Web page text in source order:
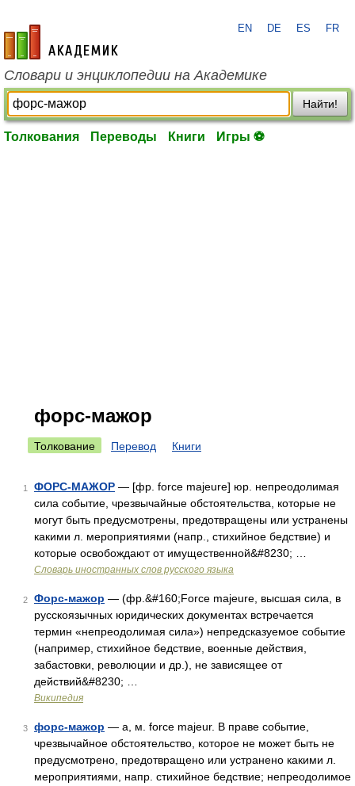
academic.ru
EN DE ES FR
Словари и энциклопедии на Академике
Найти!
Толкования Переводы Книги Игры ⚽
форс-мажор
Толкование Перевод Книги
1 ФОРС-МАЖОР — [фр. force majeure] юр. непреодолимая
сила событие, чрезвычайные обстоятельства, которые не
могут быть предусмотрены, предотвращены или устранены
какими л. мероприятиями (напр., стихийное бедствие) и
которые освобождают от имущественной&#8230; …
Словарь иностранных слов русского языка
2 Форс-мажор — (фр.&#160;Force majeure, высшая сила, в
русскоязычных юридических документах встречается
термин «непреодолимая сила») непредсказуемое событие
(например, стихийное бедствие, военные действия,
забастовки, революции и др.), не зависящее от
действий&#8230; …
Википедия
3 форс-мажор — а, м. force majeur. В праве событие,
чрезвычайное обстоятельство, которое не может быть не
предусмотрено, предотвращено или устранено какими л.
мероприятиями, напр. стихийное бедствие; непреодолимое